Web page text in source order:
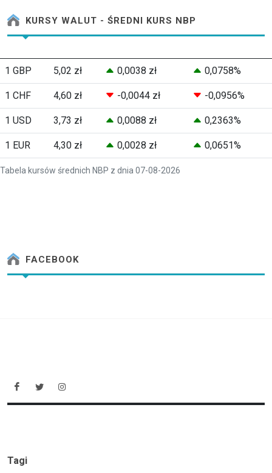
KURSY WALUT - ŚREDNI KURS NBP
Tabela kursów średnich NBP z dnia 07-08-2026
1 GBP 5,02 zł 0,0038 zł 0,0758%
1 CHF 4,60 zł -0,0044 zł -0,0956%
1 USD 3,73 zł 0,0088 zł 0,2363%
1 EUR 4,30 zł 0,0028 zł 0,0651%
FACEBOOK
Tagi